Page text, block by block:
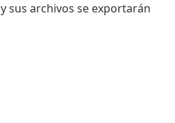
sus archivos se exportarán